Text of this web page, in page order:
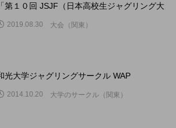
「第１０回 JSJF（日本高校生ジャグリング大
2019.08.30 大会（関東）
光大学ジャグリングサークル WAP
2014.10.20 大学のサークル（関東）